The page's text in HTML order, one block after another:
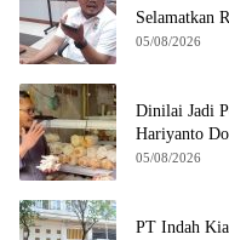
Selamatkan
05/08/2026
Dinilai Jadi
Hariyanto
Crispy di
05/08/2026
PT Indah